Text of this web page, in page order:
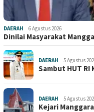
DAERAH 6 Agustus 2026
Dinilai Masyarakat
DAERAH 5 Agustus
Sambut HUT
DAERAH 5 Agustus
Kejari